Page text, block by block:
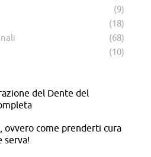
(9)
(18)
(68)
(10)
del Dente del
ovvero come prenderti cura
serva!